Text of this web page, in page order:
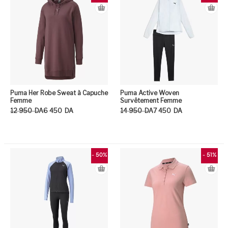
Puma Her Robe Sweat à Capuche
Femme
12 950 DA
Le prix initial était : 12 950DA.
6 450 DA
Le prix actuel est : 6 450DA.
Puma Active Woven
Survêtement Femme
14 950 DA
Le prix initial était : 14 950DA.
7 450 DA
Le prix actuel est : 7 450DA.
- 50% - 51%